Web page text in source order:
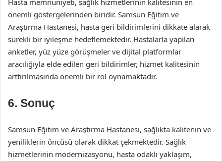
Hasta memnuniyeti, sağlık hizmetlerinin kalitesinin en
önemli göstergelerinden biridir. Samsun Eğitim ve
Araştırma Hastanesi, hasta geri bildirimlerini dikkate alarak
sürekli bir iyileşme hedeflemektedir. Hastalarla yapılan
anketler, yüz yüze görüşmeler ve dijital platformlar
aracılığıyla elde edilen geri bildirimler, hizmet kalitesinin
arttırılmasında önemli bir rol oynamaktadır.
6. Sonuç
Samsun Eğitim ve Araştırma Hastanesi, sağlıkta kalitenin ve
yeniliklerin öncüsü olarak dikkat çekmektedir. Sağlık
hizmetlerinin modernizasyonu, hasta odaklı yaklaşım,